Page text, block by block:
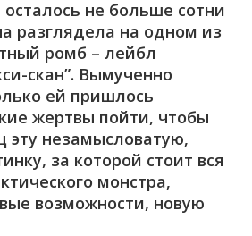
осталось не больше сотни
разглядела на одном из
ромб – лейбл
скан”. Вымученно
ей пришлось
жертвы пойти, чтобы
эту незамысловатую,
за которой стоит вся
монстра,
возможности, новую